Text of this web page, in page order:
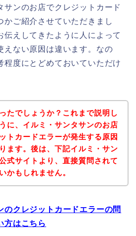
サンのお店でクレジットカード
かご紹介させていただきまし
伝えしてきたように人によって
えない原因は違います。なの
程度にとどめておいていただけ
たでしょうか？これまで説明し
に、イルミ・サンタサンのお店
トカードエラーが発生する原因
ます。後は、下記イルミ・サン
式サイトより、直接質問されて
かもしれません。
のクレジットカードエラーの問
方はこちら